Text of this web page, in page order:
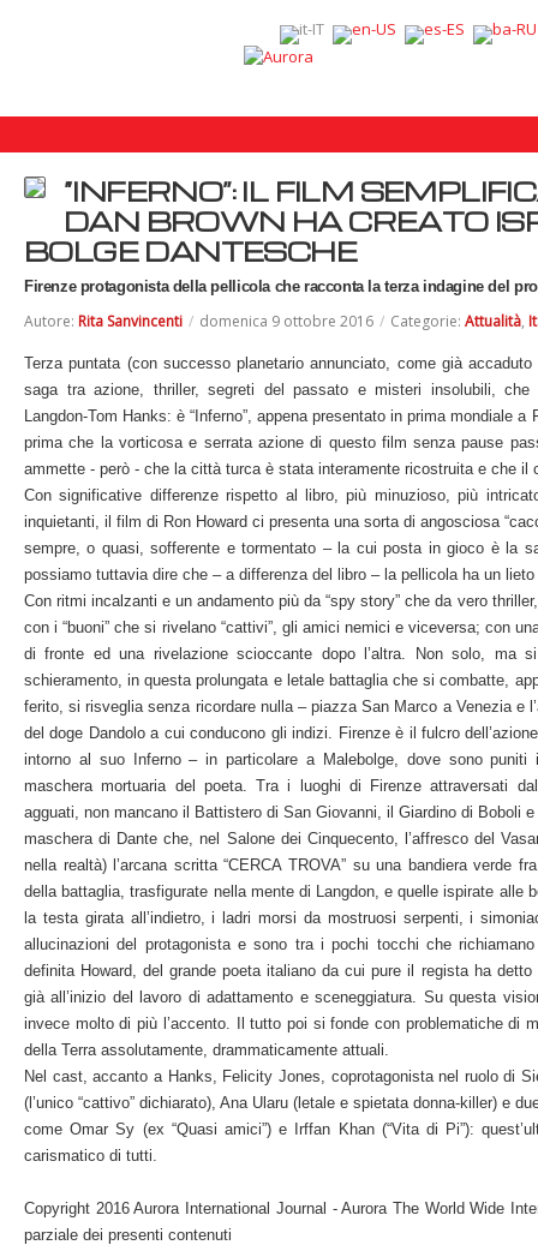
“INFERNO”: IL FILM
DAN BROWN HA CREATO
BOLGE DANTESCHE
Firenze protagonista della pellicola che racconta la terza indagine del
Autore: Rita Sanvincenti / domenica 9 ottobre 2016 / Categorie: Attualità,
Terza puntata (con successo planetario annunciato, come già
saga tra azione, thriller, segreti del passato e misteri insolubili, che
Langdon-Tom Hanks: è “Inferno”, appena presentato in prima mondiale
prima che la vorticosa e serrata azione di questo film senza pause
ammette - però - che la città turca è stata interamente ricostruita e che il
Con significative differenze rispetto al libro, più minuzioso, più
inquietanti, il film di Ron Howard ci presenta una sorta di angosciosa
sempre, o quasi, sofferente e tormentato – la cui posta in gioco è la
possiamo tuttavia dire che – a differenza del libro – la pellicola ha un
Con ritmi incalzanti e un andamento più da “spy story” che da vero
con i “buoni” che si rivelano “cattivi”, gli amici nemici e viceversa; con
di fronte ed una rivelazione scioccante dopo l’altra. Non solo, ma
schieramento, in questa prolungata e letale battaglia che si combatte,
ferito, si risveglia senza ricordare nulla – piazza San Marco a Venezia e
del doge Dandolo a cui conducono gli indizi. Firenze è il fulcro
intorno al suo Inferno – in particolare a Malebolge, dove sono
maschera mortuaria del poeta. Tra i luoghi di Firenze attraversati
agguati, non mancano il Battistero di San Giovanni, il Giardino di Boboli
maschera di Dante che, nel Salone dei Cinquecento, l’affresco del
nella realtà) l’arcana scritta “CERCA TROVA” su una bandiera verde
della battaglia, trasfigurate nella mente di Langdon, e quelle ispirate alle
la testa girata all’indietro, i ladri morsi da mostruosi serpenti, i
allucinazioni del protagonista e sono tra i pochi tocchi che richiamano
definita Howard, del grande poeta italiano da cui pure il regista ha
già all’inizio del lavoro di adattamento e sceneggiatura. Su questa
invece molto di più l’accento. Il tutto poi si fonde con problematiche di
della Terra assolutamente, drammaticamente attuali.
Nel cast, accanto a Hanks, Felicity Jones, coprotagonista nel ruolo di
(l’unico “cattivo” dichiarato), Ana Ularu (letale e spietata donna-killer) e
come Omar Sy (ex “Quasi amici”) e Irffan Khan (“Vita di Pi”):
carismatico di tutti.
Copyright 2016 Aurora International Journal - Aurora The World Wide
parziale dei presenti contenuti